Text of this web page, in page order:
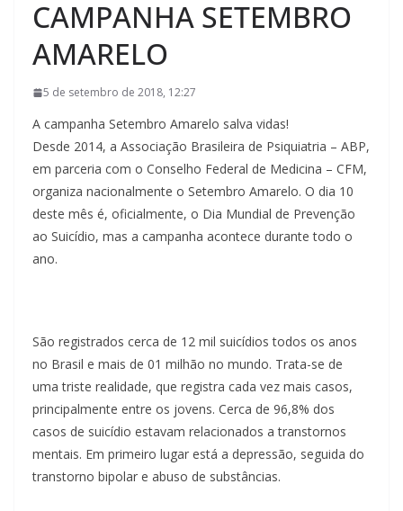
CAMPANHA SETEMBRO
AMARELO
5 de setembro de 2018, 12:27
A campanha Setembro Amarelo salva vidas!
Desde 2014, a Associação Brasileira de Psiquiatria – ABP,
em parceria com o Conselho Federal de Medicina – CFM,
organiza nacionalmente o Setembro Amarelo. O dia 10
deste mês é, oficialmente, o Dia Mundial de Prevenção
ao Suicídio, mas a campanha acontece durante todo o
ano.
São registrados cerca de 12 mil suicídios todos os anos
no Brasil e mais de 01 milhão no mundo. Trata-se de
uma triste realidade, que registra cada vez mais casos,
principalmente entre os jovens. Cerca de 96,8% dos
casos de suicídio estavam relacionados a transtornos
mentais. Em primeiro lugar está a depressão, seguida do
transtorno bipolar e abuso de substâncias.